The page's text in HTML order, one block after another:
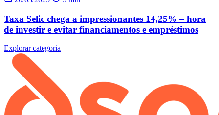
Taxa Selic chega a impressionantes 14,25% – hora
de investir e evitar financiamentos e empréstimos
Explorar categoria